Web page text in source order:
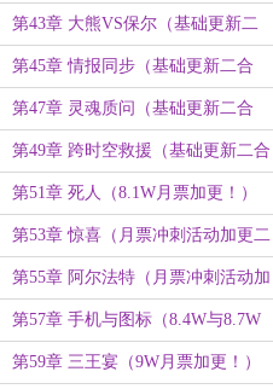
一）
第43章 大熊VS保尔（基础更新二
合一）
第45章 情报同步（基础更新二合
一）
第47章 灵魂质问（基础更新二合
一）
第49章 跨时空救援（基础更新二合
一）
第51章 死人（8.1W月票加更！）
第53章 惊喜（月票冲刺活动加更二
合一）
第55章 阿尔法特（月票冲刺活动加
更三合一）
第57章 手机与图标（8.4W与8.7W
月票加更二合一）
第59章 三王宴（9W月票加更！）